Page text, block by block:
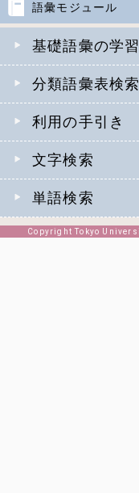
語彙モジュール
基礎語彙の学習
分類語彙表検索
利用の手引き
文字検索
単語検索
Copyright Tokyo